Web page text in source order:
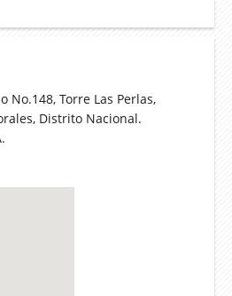
No.148, Torre Las Perlas,
Distrito Nacional.